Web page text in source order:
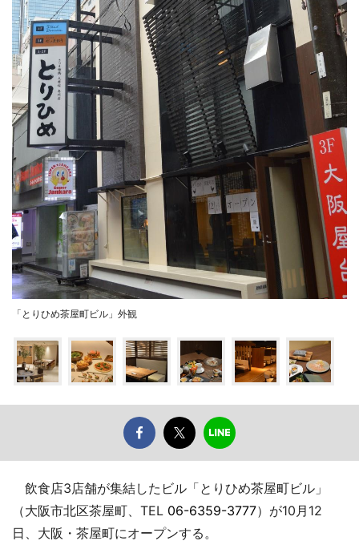
「とりひめ茶屋町ビル」外観
飲食店3店舗が集結したビル「とりひめ茶屋町ビル」
（大阪市北区茶屋町、TEL 06-6359-3777）が10月12
日、大阪・茶屋町にオープンする。